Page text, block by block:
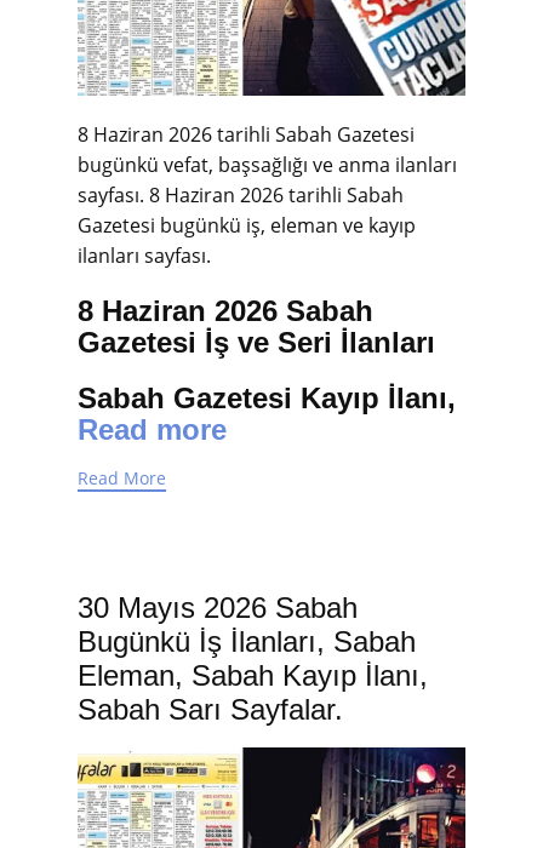
8 Haziran 2026 tarihli Sabah Gazetesi
bugünkü vefat, başsağlığı ve anma ilanları
sayfası. 8 Haziran 2026 tarihli Sabah
Gazetesi bugünkü iş, eleman ve kayıp
ilanları sayfası.
8 Haziran 2026 Sabah
Gazetesi İş ve Seri İlanları
Sabah Gazetesi Kayıp İlanı,
Read more
Read More
30 Mayıs 2026 Sabah
Bugünkü İş İlanları, Sabah
Eleman, Sabah Kayıp İlanı,
Sabah Sarı Sayfalar.